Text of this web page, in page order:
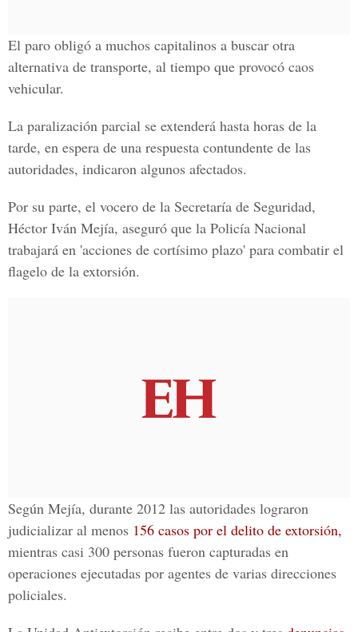
El paro obligó a muchos capitalinos a buscar otra
alternativa de transporte, al tiempo que provocó caos
vehicular.
La paralización parcial se extenderá hasta horas de la
tarde, en espera de una respuesta contundente de las
autoridades, indicaron algunos afectados.
Por su parte, el vocero de la Secretaría de Seguridad,
Héctor Iván Mejía, aseguró que la Policía Nacional
trabajará en 'acciones de cortísimo plazo' para combatir el
flagelo de la extorsión.
Según Mejía, durante 2012 las autoridades lograron
judicializar al menos 156 casos por el delito de extorsión,
mientras casi 300 personas fueron capturadas en
operaciones ejecutadas por agentes de varias direcciones
policiales.